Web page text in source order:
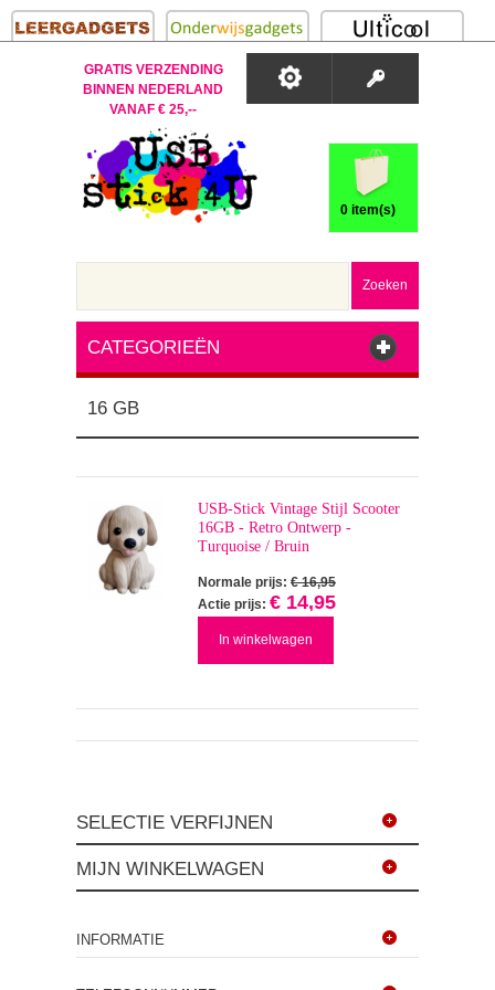
GRATIS VERZENDING
BINNEN NEDERLAND
VANAF € 25,--
0 item(s)
Zoeken
CATEGORIEËN
16 GB
USB-Stick Vintage Stijl Scooter
16GB - Retro Ontwerp -
Turquoise / Bruin
Normale prijs: € 16,95
Actie prijs: € 14,95
In winkelwagen
SELECTIE VERFIJNEN
MIJN WINKELWAGEN
INFORMATIE